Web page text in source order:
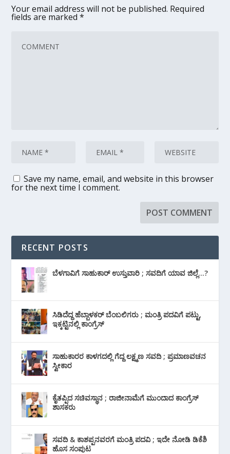
Your email address will not be published. Required
fields are marked*
Save my name, email, and website in this browser
for the next time I comment.
RECENT POSTS
ಬೆಳಗಾವಿಗೆ ಸಾಹುಕಾರ್ ಉಸ್ತುವಾರಿ ; ಸವದಿಗೆ ಯಾವ ಜಿಲ್ಲೆ…?
ಸಿಡಿದೆದ್ದ ಹೆಬ್ಬಾಳಕರ್ ಬೆಂಬಲಿಗರು ; ಮಂತ್ರಿ ಪದವಿಗೆ ‌ಪಟ್ಟು,
ಇಕ್ಕಟ್ಟಿನಲ್ಲಿ ಕಾಂಗ್ರೆಸ್
ಸಾಹುಕಾರರ ಕಾಳಗದಲ್ಲಿ ಗೆದ್ದ ಲಕ್ಷ್ಮಣ ಸವದಿ ; ಪ್ರಮಾಣವಚನ
ಸ್ವೀಕಾರ
ಕೈತಪ್ಪಿದ ಸಚಿವಸ್ಥಾನ ; ರಾಜೀನಾಮೆಗೆ ಮುಂದಾದ ಕಾಂಗ್ರೆಸ್
‌ಶಾಸಕರು
ಸವದಿ & ಕಾಶಪ್ಪನವರಗೆ ಮಂತ್ರಿ ಪದವಿ ; ಇದೇ ನೋಡಿ‌ ಡಿಕೆಶಿ
ಹೊಸ ಸಂಪುಟ